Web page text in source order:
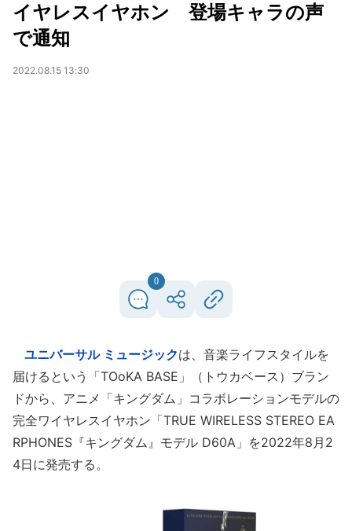
イヤレスイヤホン 登場キャラの声
で通知
2022.08.15 13:30
0
ユニバーサル ミュージックは、音楽ライフスタイルを
届けるという「TOoKA BASE」（トウカベース）ブラン
ドから、アニメ「キングダム」コラボレーションモデルの
完全ワイヤレスイヤホン「TRUE WIRELESS STEREO EA
RPHONES『キングダム』モデル D60A」を2022年8月2
4日に発売する。